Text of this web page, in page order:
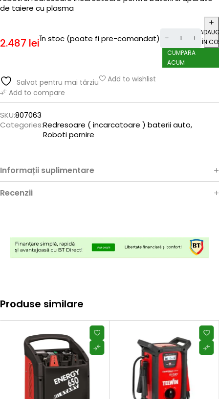
de taiere cu plasma
2.487 leiÎn stoc (poate fi pre-comandat)
ÎN
CUMPARA
ACUM
Salvat pentru mai târziu
Add to wishlist
Add to compare
SKU:807063
Categories:Redresoare ( incarcatoare ) baterii auto,
Roboti pornire
Informații suplimentare
Recenzii
Produse similare